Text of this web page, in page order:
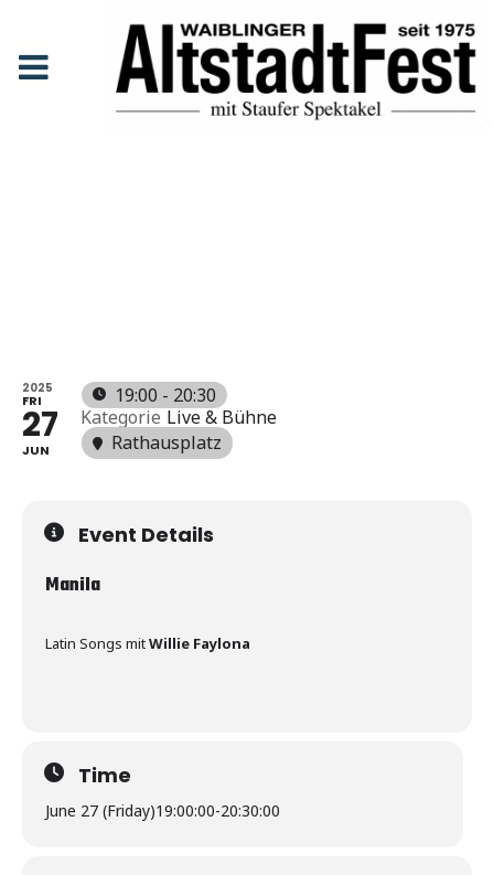
Kultbühne: Manila
Anfang Events Kultbühne: Manila
2025
FRI
27
JUN
19:00 - 20:30
Kategorie Live & Bühne
Rathausplatz
Event Details
Manila
Latin Songs mitWillie Faylona
Time
June 27 (Friday)19:00:00-20:30:00